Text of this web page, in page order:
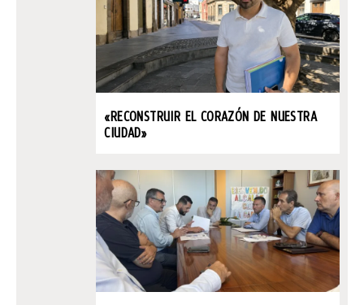
«RECONSTRUIR EL CORAZÓN DE NUESTRA
CIUDAD»